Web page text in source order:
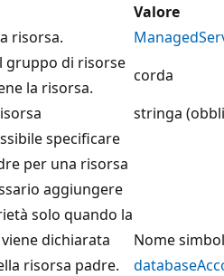
Valore
risorsa.
gruppo di risorse
la risorsa.
corda
stringa
specificare
per una risorsa
aggiungere
solo quando la
dichiarata
risorsa padre.
Nome